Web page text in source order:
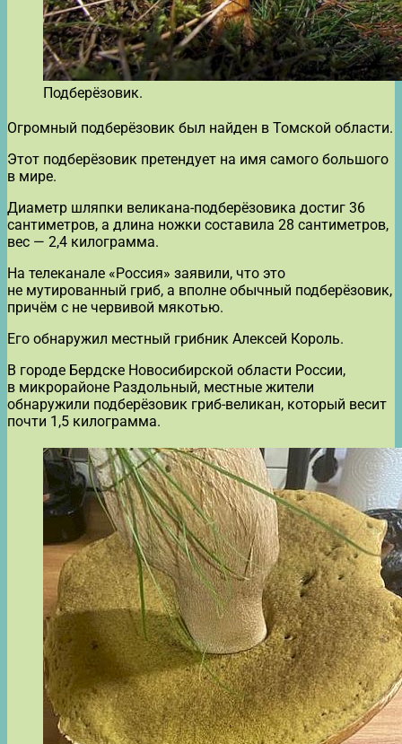
Подберёзовик.
Огромный подберёзовик был найден в Томской области.
Этот подберёзовик претендует на имя самого большого
в мире.
Диаметр шляпки великана-подберёзовика достиг 36
сантиметров, а длина ножки составила 28 сантиметров,
вес — 2,4 килограмма.
На телеканале «Россия» заявили, что это
не мутированный гриб, а вполне обычный подберёзовик,
причём с не червивой мякотью.
Его обнаружил местный грибник Алексей Король.
В городе Бердске Новосибирской области России,
в микрорайоне Раздольный, местные жители
обнаружили подберёзовик гриб-великан, который весит
почти 1,5 килограмма.